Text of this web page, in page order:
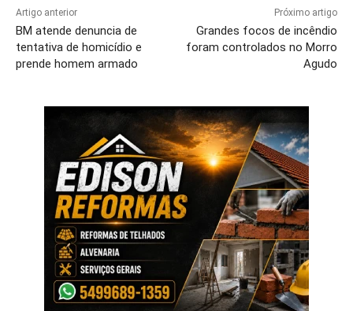
Artigo anterior
BM atende denuncia de
tentativa de homicídio e
prende homem armado
Próximo artigo
Grandes focos de incêndio
foram controlados no Morro
Agudo